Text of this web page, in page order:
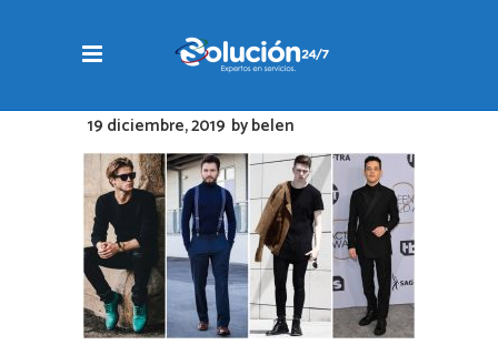
19 diciembre, 2019 bybelen